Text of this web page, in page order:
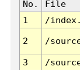
No. File
1
/
2 /
3 /